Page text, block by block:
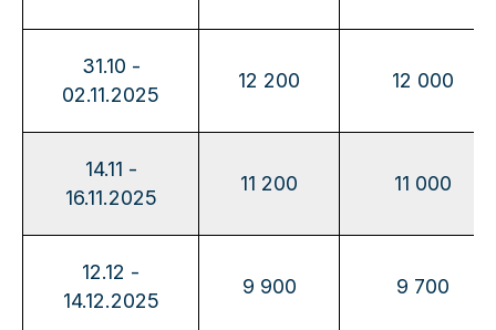
31.10 -
02.11.2025
12 200 12 000
14.11 -
16.11.2025
11 200 11 000
12.12 -
14.12.2025
9 900 9 700